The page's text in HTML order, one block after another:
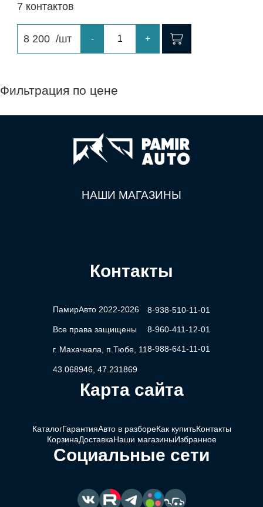
7 контактов
8 200 /шт - +
Фильтрация по цене
НАШИ МАГАЗИНЫ
Контакты
ПамирАвто 2022-2026
Все права защищены
г. Махачкала, п.Тюбе, 11
43.068946, 47.231869
8-938-510-11-01
8-960-411-12-01
8-988-641-11-01
Карта сайта
КаталогГарантияАвто в разбореКак купитьКонтакты
КорзинаДоставкаНаши магазиныИзбранное
Социальные сети